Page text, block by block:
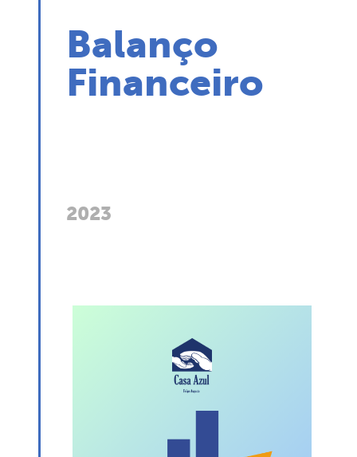
Balanço
Financeiro
2023